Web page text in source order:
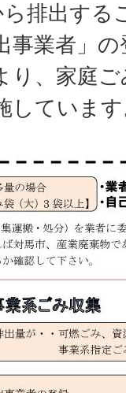
排出する
事業者」
り、家庭
していま